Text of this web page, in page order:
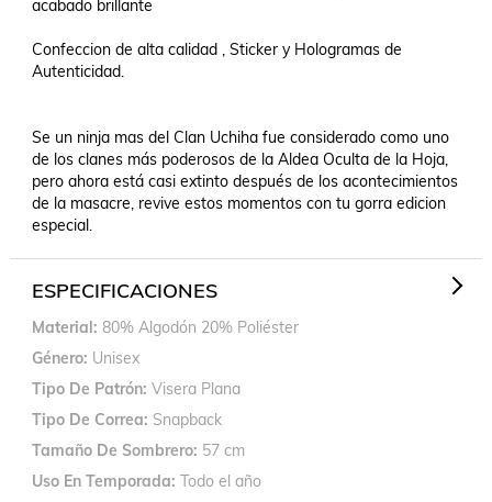
acabado brillante
Confeccion de alta calidad , Sticker y Hologramas de
Autenticidad.
Se un ninja mas del Clan Uchiha fue considerado como uno
de los clanes más poderosos de la Aldea Oculta de la Hoja,
pero ahora está casi extinto después de los acontecimientos
de la masacre, revive estos momentos con tu gorra edicion
especial.
ESPECIFICACIONES
Material 80% Algodón 20% Poliéster
Género Unisex
Tipo De Patrón Visera Plana
Tipo De Correa Snapback
Tamaño De Sombrero 57 cm
Uso En Temporada Todo el año